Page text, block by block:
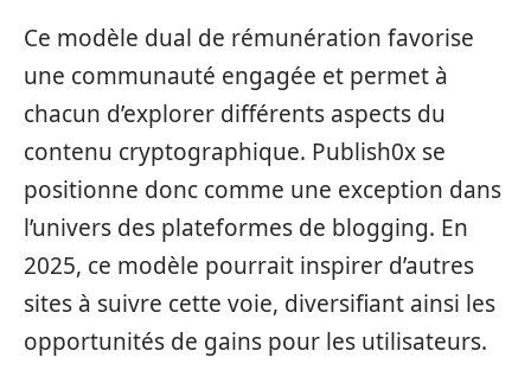
Ce modèle dual de rémunération favorise
une communauté engagée et permet à
chacun d’explorer différents aspects du
contenu cryptographique. Publish0x se
positionne donc comme une exception dans
l’univers des plateformes de blogging. En
2025, ce modèle pourrait inspirer d’autres
sites à suivre cette voie, diversifiant ainsi les
opportunités de gains pour les utilisateurs.